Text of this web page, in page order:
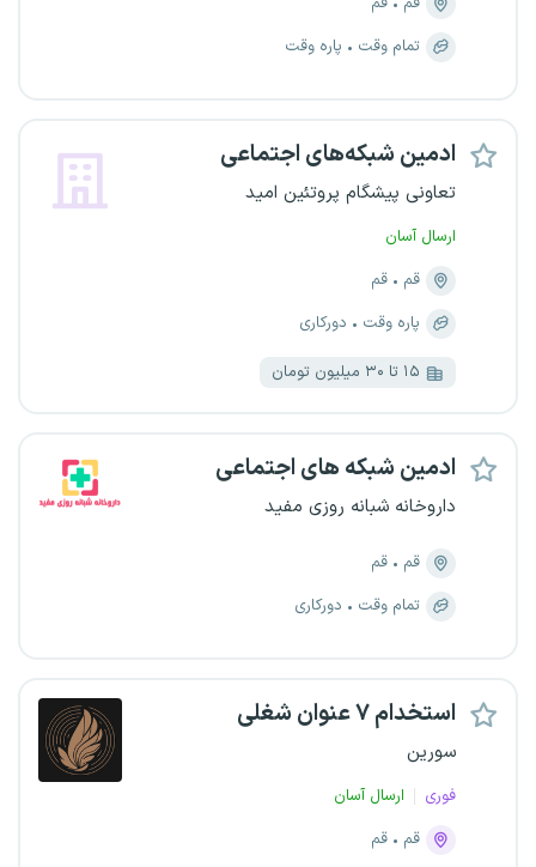
تمام وقت
پاره وقت
ادمین شبکه‌های اجتماعی
تعاونی پیشگام پروتئین امید
ارسال آسان
قم
قم
پاره وقت
دورکاری
۱۵ تا ۳۰ میلیون تومان
ادمین شبکه های اجتماعی
داروخانه شبانه روزی مفید
قم
قم
تمام وقت
دورکاری
استخدام ۷ عنوان شغلی
سورین
فوری
ارسال آسان
قم
قم